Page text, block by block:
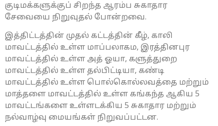
குடிமக்களுக்குப் சிறந்த ஆரம்ப சுகாதார
சேவையை நிறுவுதல் போன்றவை.
இத்திட்டத்தின் முதல் கட்டத்தின் கீழ், காலி
மாவட்டத்தில் உள்ள மாப்பலாகம, இரத்தினபுர
மாவட்டத்தில் உள்ள அத் ஓயா, களுத்துறை
மாவட்டத்தில் உள்ள தல்பிட்டியா, கண்டி
மாவட்டத்தில் உள்ள பொல்கொல்லவத்தை மற்றும்
மாத்தளை மாவட்டத்தில் உள்ள கங்கந்த ஆகிய 5
மாவட்டங்களை உள்ளடக்கிய 5 சுகாதார மற்றும்
நல்வாழ்வு மையங்கள் நிறுவப்பட்டன.